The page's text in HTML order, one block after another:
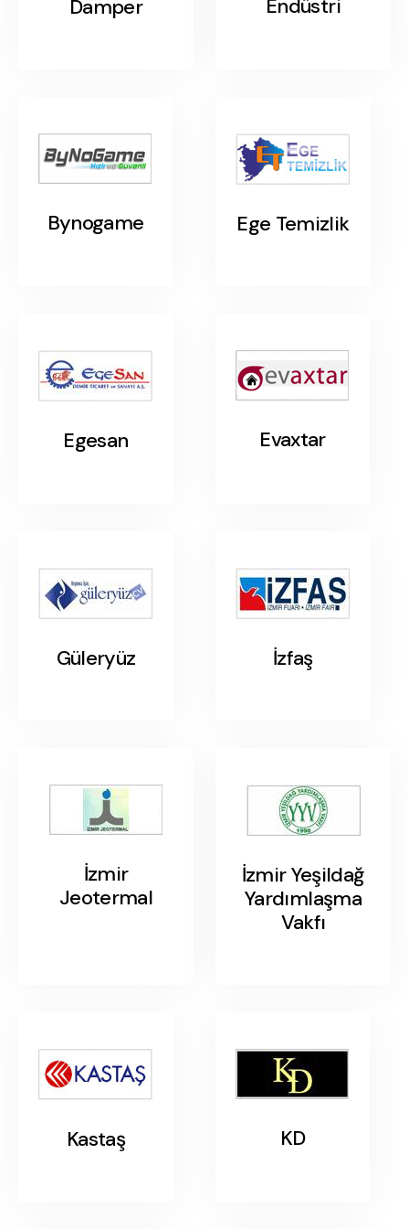
Damper
Endüstri
Bynogame Ege Temizlik
Egesan Evaxtar
Güleryüz İzfaş
İzmir
Jeotermal
İzmir Yeşildağ
Yardımlaşma
Vakfı
Kastaş KD